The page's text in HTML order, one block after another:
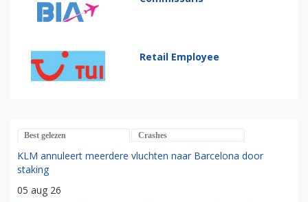
Retail Employee
Best gelezen Crashes
KLM annuleert meerdere vluchten naar Barcelona door
staking
05 aug 26